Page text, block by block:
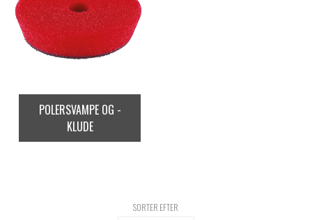
POLERSVAMPE OG -
KLUDE
SORTER EFTER